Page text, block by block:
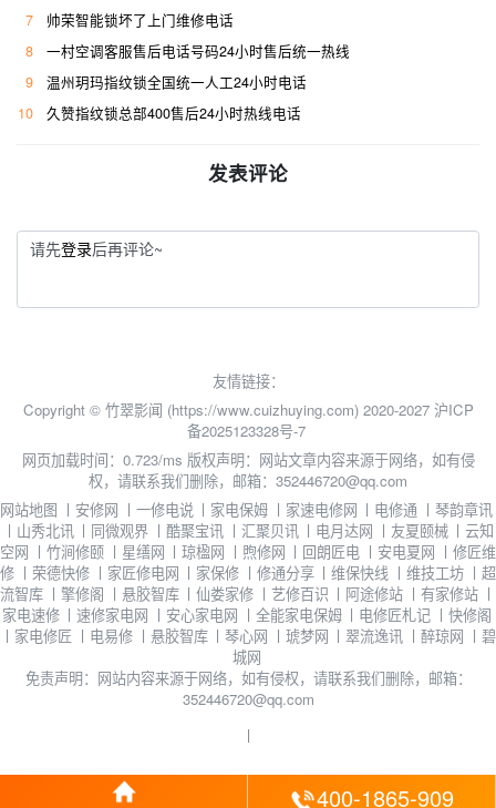
7
帅荣智能锁坏了上门维修电话
8
一村空调客服售后电话号码24小时售后统一热线
9
温州玥玛指纹锁全国统一人工24小时电话
10
久赞指纹锁总部400售后24小时热线电话
发表评论
请先登录后再评论~
友情链接：
Copyright © 竹翠影闻 (https://www.cuizhuying.com) 2020-2027 沪ICP
备2025123328号-7
网页加载时间：0.723/ms 版权声明：网站文章内容来源于网络，如有侵
权，请联系我们删除，邮箱：352446720@qq.com
网站地图 丨 安修网 丨 一修电说 丨 家电保姆 丨 家速电修网 丨 电修通 丨琴韵章讯
丨 山秀北讯 丨 同微观界 丨 酷聚宝讯 丨 汇聚贝讯 丨 电月达网 丨 友夏颐械 丨云知
空网 丨 竹涧修颐 丨 星缮网 丨琼楹网 丨 煦修网 丨 回朗匠电 丨 安电夏网 丨 修匠维
修 丨 荣德快修 丨 家匠修电网 丨 家保修 丨 修通分享 丨维保快线 丨维技工坊 丨 超
流智库 丨 擎修阁 丨 悬胶智库 丨仙娄家修 丨 艺修百识 丨 阿途修站 丨 有家修站 丨
家电速修 丨 速修家电网 丨 安心家电网 丨 全能家电保姆 丨 电修匠札记 丨 快修阁
丨 家电修匠 丨 电易修 丨 悬胶智库 丨琴心网 丨 琥梦网 丨翠流逸讯 丨醉琼网 丨 碧
城网
免责声明：网站内容来源于网络，如有侵权，请联系我们删除，邮箱：
352446720@qq.com
丨
400-1865-909